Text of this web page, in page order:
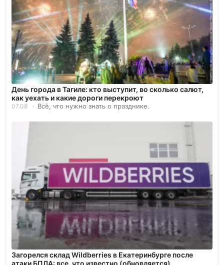
День города в Тагиле: кто выступит, во сколько салют,
как уехать и какие дороги перекроют
07.08 Всё, что нужно знать о празднике.
Загорелся склад Wildberries в Екатеринбурге после
атаки БПЛА: все, что известно (обновляется)